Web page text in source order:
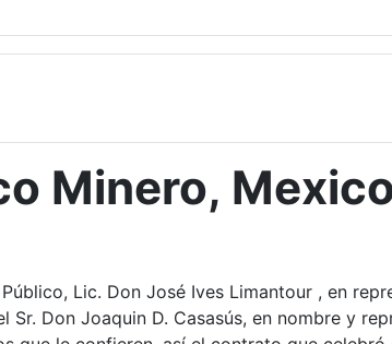
Minero,
Lic. Don José Ives Limantour , en
Don Joaquin D. Casasús, en nombre y